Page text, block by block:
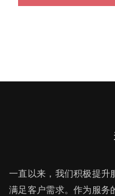
一直以来，我们积极提升
满足客户需求。作为服务